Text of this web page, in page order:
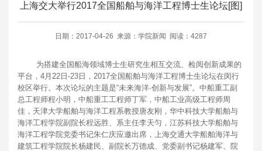
上海交大举行2017全国船舶与海洋工程博士生论坛[图]
日期：2017-04-26 来源：学院新闻 阅读：4287
为搭建全国船海领域博士生研究生相互交流、检阅创新成果的
平台，4月22日-23日，2017全国船舶与海洋工程博士生论坛在闵行
校区举行。本次论坛的主题是“未来海洋·创新与发展”。中船重工副
总工程师程小明，中船重工工程师丁军，中船工业高级工程师周
佳，天津大学船舶与海洋工程系教授唐友刚，华中科技大学船舶与
海洋工程学院副院长程远胜、系主任李天匀，江苏科技大学船舶与
海洋工程学院党委书记朱仁庆应邀出席，上海交通大学船舶海洋与
建筑工程学院院长杨建民、副院长万德成、党委副书记杨建军、院